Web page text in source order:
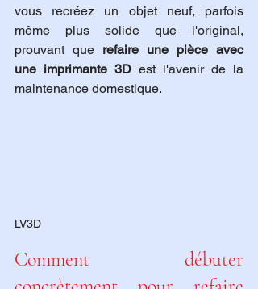
vous recréez un objet neuf, parfois
même plus solide que l'original,
prouvant que refaire une pièce avec
une imprimante 3D est l'avenir de la
maintenance domestique.
LV3D
Comment débuter